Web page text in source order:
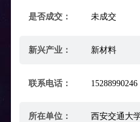
是否成交： 未成交
新兴产业： 新材料
联系电话： 15288990246
所在单位： 西安交通大